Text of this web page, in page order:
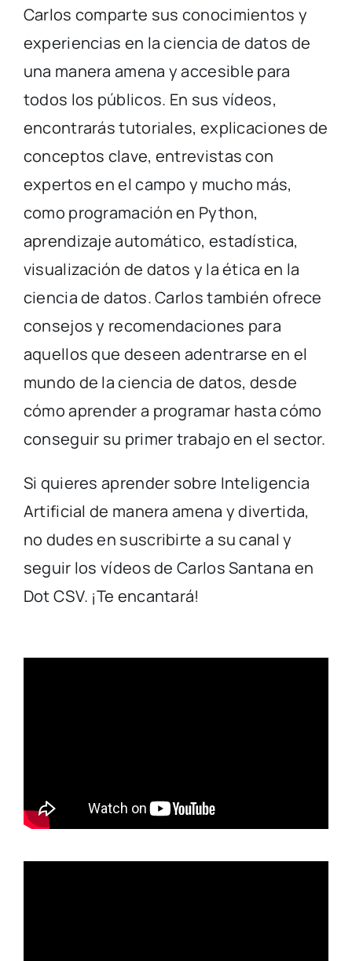
Carlos comparte sus conocimientos y
experiencias en la ciencia de datos de
una manera amena y accesible para
todos los públicos. En sus vídeos,
encontrarás tutoriales, explicaciones de
conceptos clave, entrevistas con
expertos en el campo y mucho más,
como programación en Python,
aprendizaje automático, estadística,
visualización de datos y la ética en la
ciencia de datos. Carlos también ofrece
consejos y recomendaciones para
aquellos que deseen adentrarse en el
mundo de la ciencia de datos, desde
cómo aprender a programar hasta cómo
conseguir su primer trabajo en el sector.
Si quieres aprender sobre Inteligencia
Artificial de manera amena y divertida,
no dudes en suscribirte a su canal y
seguir los vídeos de Carlos Santana en
Dot CSV. ¡Te encantará!